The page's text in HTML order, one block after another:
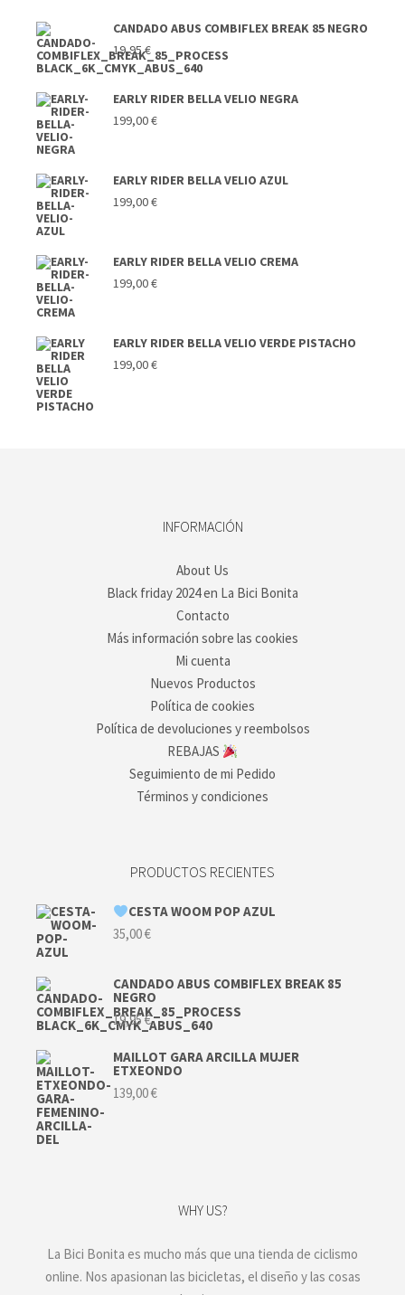
CANDADO ABUS COMBIFLEX BREAK 85 NEGRO
19,95€
EARLY RIDER BELLA VELIO NEGRA
199,00€
EARLY RIDER BELLA VELIO AZUL
199,00€
EARLY RIDER BELLA VELIO CREMA
199,00€
EARLY RIDER BELLA VELIO VERDE PISTACHO
199,00€
INFORMACIÓN
About Us
Black friday 2024 en La Bici Bonita
Contacto
Más información sobre las cookies
Mi cuenta
Nuevos Productos
Política de cookies
Política de devoluciones y reembolsos
REBAJAS
Seguimiento de mi Pedido
Términos y condiciones
PRODUCTOS RECIENTES
CESTA WOOM POP AZUL
35,00€
CANDADO ABUS COMBIFLEX BREAK 85
NEGRO
19,95€
MAILLOT GARA ARCILLA MUJER
ETXEONDO
139,00€
WHY US?
La Bici Bonita es mucho más que una tienda de ciclismo
online. Nos apasionan las bicicletas, el diseño y las cosas